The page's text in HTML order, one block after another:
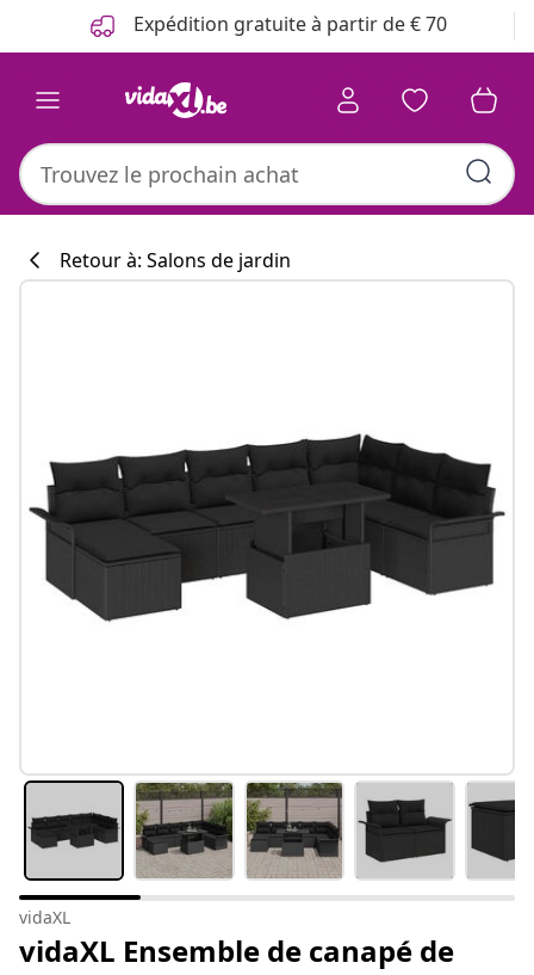
Expédition gratuite à partir de € 70
Retour à: Salons de jardin
vidaXL
vidaXL Ensemble de canapé de